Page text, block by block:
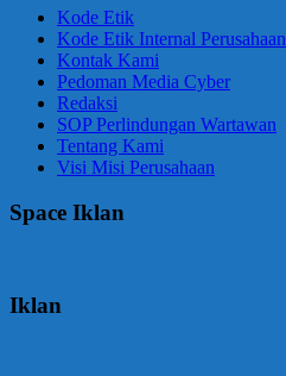
Kode Etik
Kode Etik Internal Perusahaan
Kontak Kami
Pedoman Media Cyber
Redaksi
SOP Perlindungan Wartawan
Tentang Kami
Visi Misi Perusahaan
Space Iklan
Iklan